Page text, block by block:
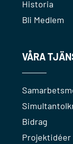
Historia
Bli Medlem
VÅRA
Bidrag
Projektidéer